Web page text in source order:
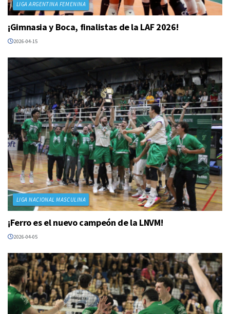
LIGA ARGENTINA FEMENINA
¡Gimnasia y Boca, finalistas de la LAF 2026!
2026-04-15
LIGA NACIONAL MASCULINA
¡Ferro es el nuevo campeón de la LNVM!
2026-04-05